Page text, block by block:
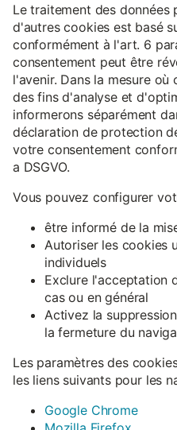
Le traitement des données
d'autres cookies est basé
conformément à l'art. 6
consentement peut être
l'avenir. Dans la mesure
des fins d'analyse et
informerons séparément
déclaration de protection
votre consentement
a DSGVO.
Vous pouvez configurer
être informé de la
Autoriser les cookies
individuels
Exclure l'acceptation
cas ou en général
Activez la
la fermeture du
Les paramètres des
les liens suivants pour les
Google Chrome